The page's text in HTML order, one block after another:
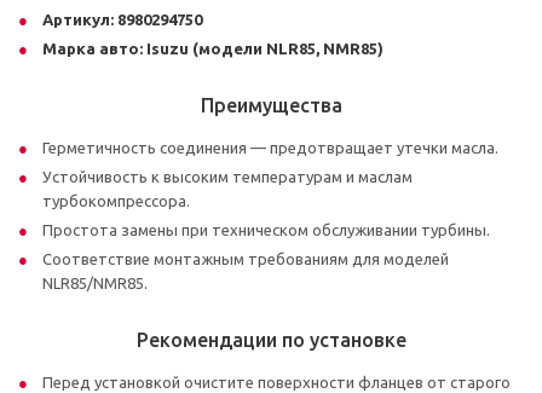
Артикул: 8980294750
Марка авто: Isuzu (модели NLR85, NMR85)
Преимущества
Герметичность соединения — предотвращает утечки масла.
Устойчивость к высоким температурам и маслам
турбокомпрессора.
Простота замены при техническом обслуживании турбины.
Соответствие монтажным требованиям для моделей
NLR85/NMR85.
Рекомендации по установке
Перед установкой очистите поверхности фланцев от старого